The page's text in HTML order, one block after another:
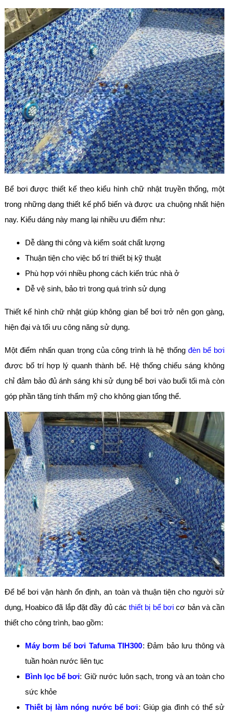
Bể bơi được thiết kế theo kiểu hình chữ nhật truyền thống, một
trong những dạng thiết kế phổ biến và được ưa chuộng nhất hiện
nay. Kiểu dáng này mang lại nhiều ưu điểm như:
Dễ dàng thi công và kiểm soát chất lượng
Thuận tiện cho việc bố trí thiết bị kỹ thuật
Phù hợp với nhiều phong cách kiến trúc nhà ở
Dễ vệ sinh, bảo trì trong quá trình sử dụng
Thiết kế hình chữ nhật giúp không gian bể bơi trở nên gọn gàng,
hiện đại và tối ưu công năng sử dụng.
Một điểm nhấn quan trọng của công trình là hệ thống đèn bể bơi
được bố trí hợp lý quanh thành bể. Hệ thống chiếu sáng không
chỉ đảm bảo đủ ánh sáng khi sử dụng bể bơi vào buổi tối mà còn
góp phần tăng tính thẩm mỹ cho không gian tổng thể.
Để bể bơi vận hành ổn định, an toàn và thuận tiện cho người sử
dụng, Hoabico đã lắp đặt đầy đủ cácthiết bị bể bơicơ bản và cần
thiết cho công trình, bao gồm:
Máy bơm bể bơi Tafuma TIH300: Đảm bảo lưu thông và
tuần hoàn nước liên tục
Bình lọc bể bơi: Giữ nước luôn sạch, trong và an toàn cho
sức khỏe
Thiết bị làm nóng nước bể bơi: Giúp gia đình có thể sử